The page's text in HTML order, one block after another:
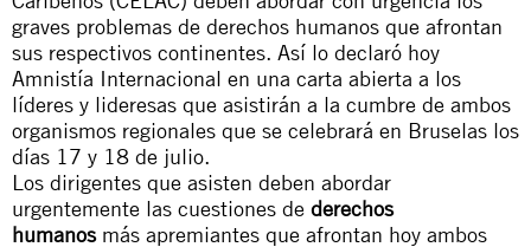
graves problemas de derechos humanos que afrontan
sus respectivos continentes. Así lo declaró hoy
Amnistía Internacional en una carta abierta a los
líderes y lideresas que asistirán a la cumbre de ambos
organismos regionales que se celebrará en Bruselas los
días 17 y 18 de julio.
Los dirigentes que asisten deben abordar
urgentemente las cuestiones de derechos
humanosmás apremiantes que afrontan hoy ambos